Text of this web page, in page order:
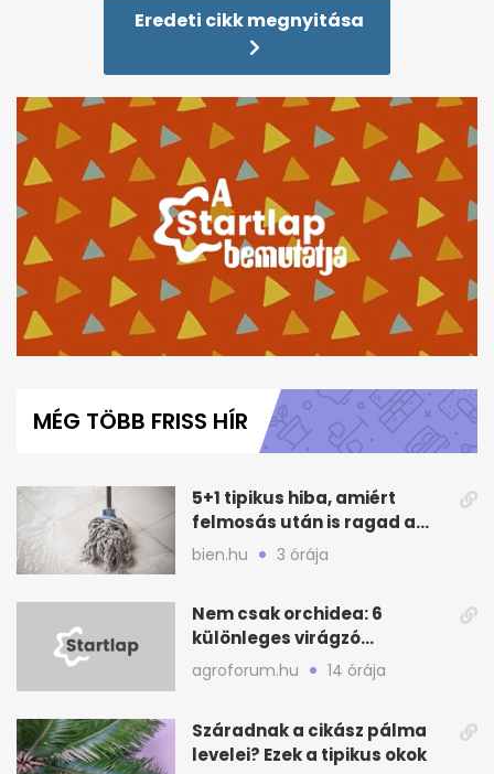
Eredeti cikk megnyitása
minutes,
MÉG TÖBB FRISS HÍR
5+1 tipikus hiba, amiért
felmosás után is ragad a
padló
bien.hu 3 órája
Nem csak orchidea: 6
különleges virágzó
szobanövény a
gyűjteménybe
agroforum.hu 14 órája
Száradnak a cikász pálma
levelei? Ezek a tipikus okok